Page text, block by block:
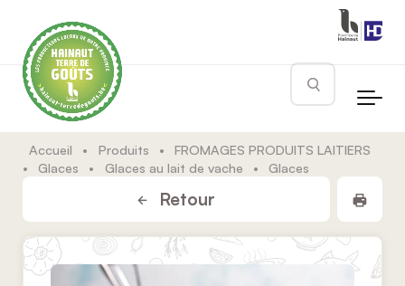
Rechercher
Accueil • Produits •
FROMAGES PRODUITS LAITIERS
•
Glaces • Glaces au lait de vache • Glaces
Retour